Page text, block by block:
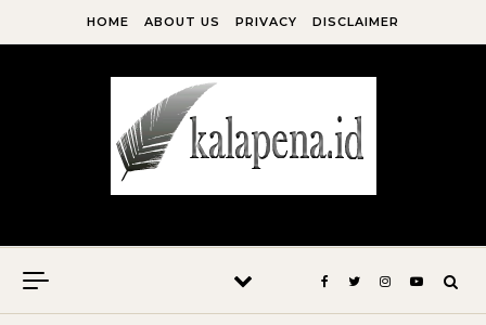
HOME ABOUT US PRIVACY DISCLAIMER